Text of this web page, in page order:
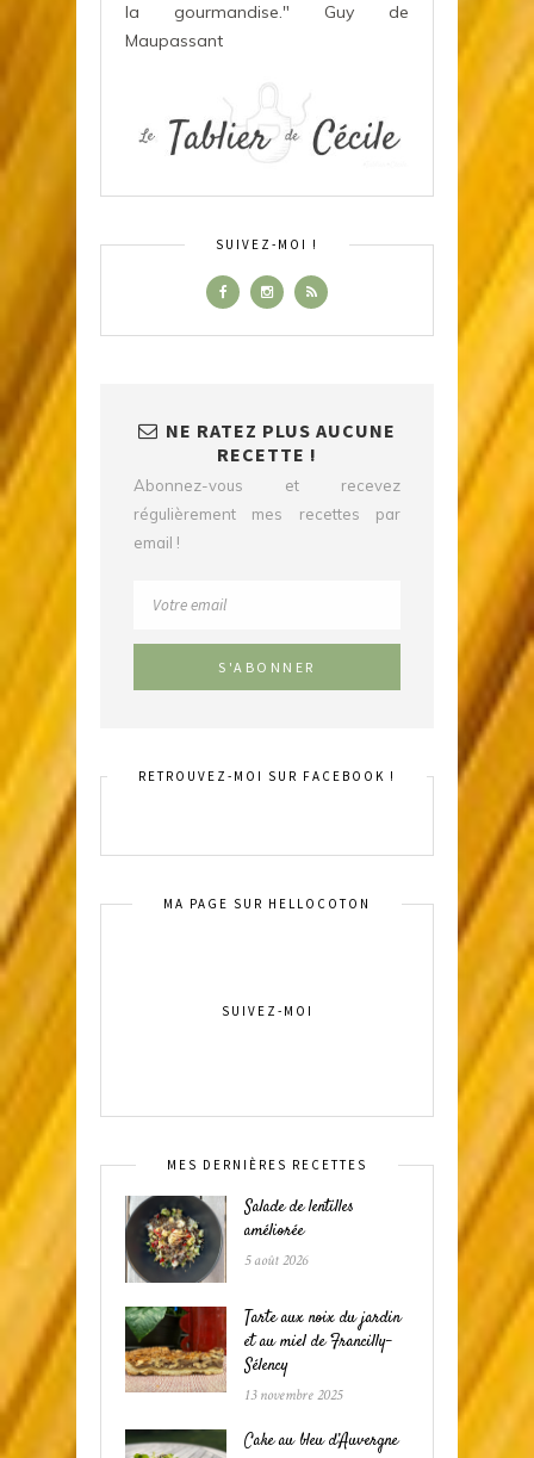
la gourmandise." Guy de
Maupassant
SUIVEZ-MOI !
NE RATEZ PLUS AUCUNE
RECETTE !
Abonnez-vous et recevez
régulièrement mes recettes par
email !
RETROUVEZ-MOI SUR FACEBOOK !
MA PAGE SUR HELLOCOTON
SUIVEZ-MOI
MES DERNIÈRES RECETTES
Salade de lentilles
améliorée
5 août 2026
Tarte aux noix du jardin
et au miel de Francilly-
Sélency
13 novembre 2025
Cake au bleu d’Auvergne